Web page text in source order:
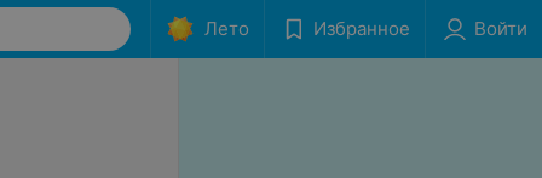
Лето Избранное Войти